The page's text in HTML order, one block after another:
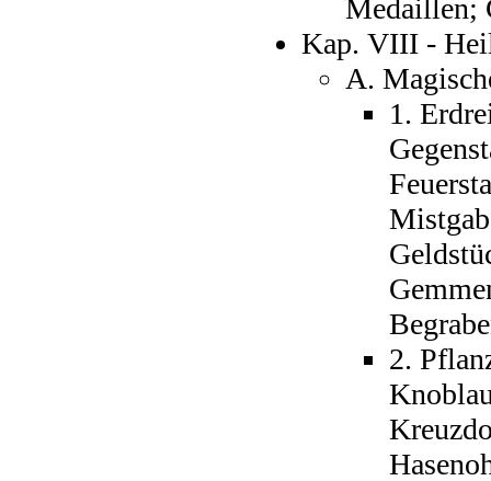
Medaillen;
Kap. VIII -
A.
1.
2.